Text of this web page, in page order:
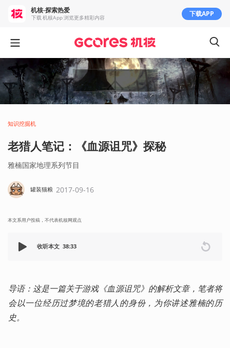
知识挖掘机
老猎人笔记：《血源诅咒》探秘
雅楠国家地理系列节目
罐装猫粮 2017-09-16
本文系用户投稿，不代表机核网观点
收听本文 38:33
导语：这是一篇关于游戏《血源诅咒》的解析文章，笔者将
会以一位经历过梦境的老猎人的身份，为你讲述雅楠的历
史。
机核-探索热爱
下载 机核App 浏览更多精彩内容 下载APP